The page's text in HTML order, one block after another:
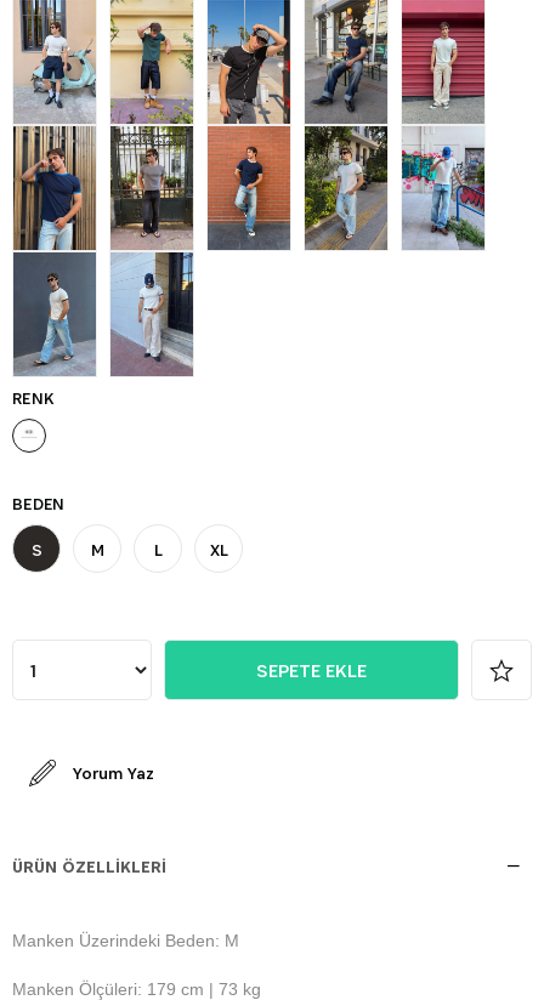
RENK
BEDEN
S M L XL
Yorum Yaz
ÜRÜN ÖZELLIKLERI
Manken Üzerindeki Beden: M
Manken Ölçüleri: 179 cm | 73 kg